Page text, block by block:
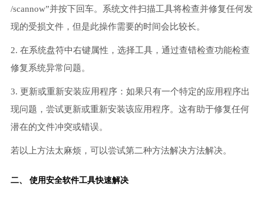
/scannow”并按下回车。系统文件扫描工具将检查并修复任何发
现的受损文件，但是此操作需要的时间会比较长。
2. 在系统盘符中右键属性，选择工具，通过查错检查功能检查
修复系统异常问题。
3. 更新或重新安装应用程序：如果只有一个特定的应用程序出
现问题，尝试更新或重新安装该应用程序。这有助于修复任何
潜在的文件冲突或错误。
若以上方法太麻烦，可以尝试第二种方法解决方法解决。
二、 使用安全软件工具快速解决